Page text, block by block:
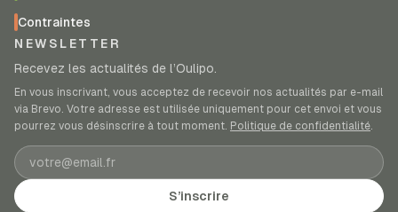
Contraintes
NEWSLETTER
Recevez les actualités de l’Oulipo.
En vous inscrivant, vous acceptez de recevoir nos actualités par e-mail
via Brevo. Votre adresse est utilisée uniquement pour cet envoi et vous
pourrez vous désinscrire à tout moment. Politique de confidentialité.
Adresse e-mail
S’inscrire